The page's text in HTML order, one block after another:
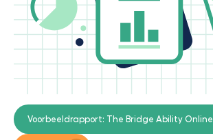
Voorbeeldrapport: The Bridge Ability Online